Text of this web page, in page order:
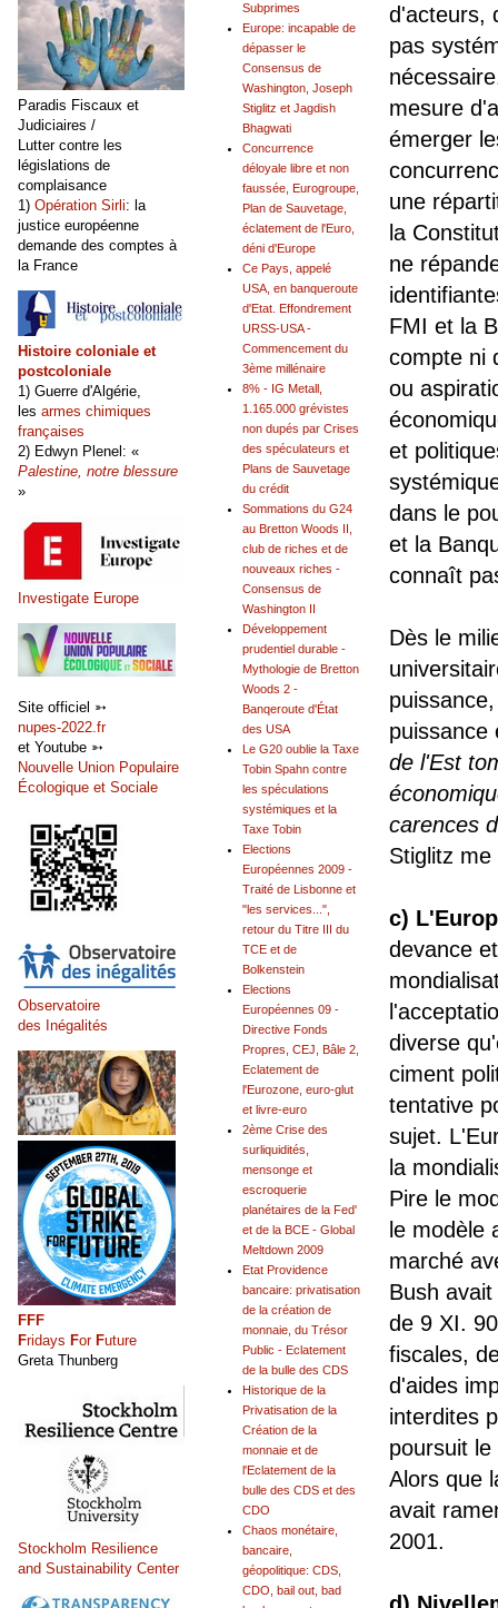
d'acteurs,
pas
mesure
émerger
une
la
ne
FMI et la
compte ni
ou
et
dans le
et la
connaît
Dès le
puissance
de l'Est
carences
Stiglitz
c)
devance
diverse
ciment
tentative
sujet.
la
Pire le
le modèle
marché
Bush
de 9 XI.
fiscales,
d'aides
interdites
poursuit
Alors que
avait
2001.
Subprimes
Europe: incapable de
dépasser le
Consensus de
Washington, Joseph
Stiglitz et Jagdish
Bhagwati
Concurrence
déloyale libre et non
faussée, Eurogroupe,
Plan de Sauvetage,
éclatement de l'Euro,
déni d'Europe
Ce Pays, appelé
USA, en banqueroute
d'Etat. Effondrement
URSS-USA -
Commencement du
3ème millénaire
8% - IG Metall,
1.165.000 grévistes
non dupés par Crises
des spéculateurs et
Plans de Sauvetage
du crédit
Sommations du G24
au Bretton Woods II,
club de riches et de
nouveaux riches -
Consensus de
Washington II
Développement
prudentiel durable -
Mythologie de Bretton
Woods 2 -
Banqeroute d'État
des USA
Le G20 oublie la Taxe
Tobin Spahn contre
les spéculations
systémiques et la
Taxe Tobin
Elections
Européennes 2009 -
Traité de Lisbonne et
"les services...",
retour du Titre III du
TCE et de
Bolkenstein
Elections
Européennes 09 -
Directive Fonds
Propres, CEJ, Bâle 2,
Eclatement de
l'Eurozone, euro-glut
et livre-euro
2ème Crise des
surliquidités,
mensonge et
escroquerie
planétaires de la Fed'
et de la BCE - Global
Meltdown 2009
Etat Providence
bancaire: privatisation
de la création de
monnaie, du Trésor
Public - Eclatement
de la bulle des CDS
Historique de la
Privatisation de la
Création de la
monnaie et de
l'Eclatement de la
bulle des CDS et des
CDO
Chaos monétaire,
bancaire,
géopolitique: CDS,
CDO, bail out, bad
Paradis Fiscaux et
Judiciaires /
Lutter contre les
législations de
complaisance
1) Opération Sirli: la
justice européenne
demande des comptes à
la France
Histoire coloniale et
postcoloniale
1) Guerre d'Algérie,
les armes chimiques
françaises
2) Edwyn Plenel: «
Palestine, notre blessure
»
Investigate Europe
Site officiel ➳
nupes-2022.fr
et Youtube ➳
Nouvelle Union Populaire
Écologique et Sociale
Observatoire
des Inégalités
FFF
Fridays For Future
Greta Thunberg
Stockholm Resilience
and Sustainability Center